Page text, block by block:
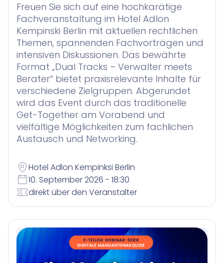
Freuen Sie sich auf eine hochkarätige
Fachveranstaltung im Hotel Adlon
Kempinski Berlin mit aktuellen rechtlichen
Themen, spannenden Fachvorträgen und
intensiven Diskussionen. Das bewährte
Format „Dual Tracks – Verwalter meets
Berater“ bietet praxisrelevante Inhalte für
verschiedene Zielgruppen. Abgerundet
wird das Event durch das traditionelle
Get-Together am Vorabend und
vielfältige Möglichkeiten zum fachlichen
Austausch und Networking.
Hotel Adlon Kempinksi Berlin
10. September 2026 - 18:30
direkt über den Veranstalter